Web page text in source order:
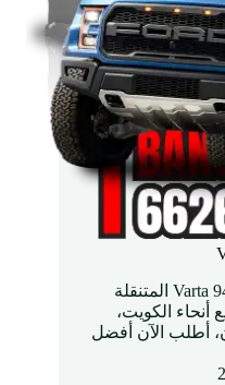
خدمة تبديل بطارية فارتا Varta 94987536 المتنقلة
الكويت،
أطلب الآن أفضل